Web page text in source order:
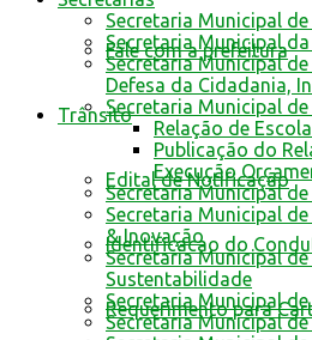
Fale com a prefeitura
Trânsito
Edital de Notificação
Identificacao do
Requerimento para
Secretaria Municipal
Secretaria Municipal da
Secretaria Municipal
Defesa da Cidadania,
Secretaria Municipal
Relação de
Publicação do
Execução
Secretaria Municipal
Secretaria Municipal
& Inovação
Secretaria Municipal
Sustentabilidade
Secretaria Municipal
Secretaria Municipal